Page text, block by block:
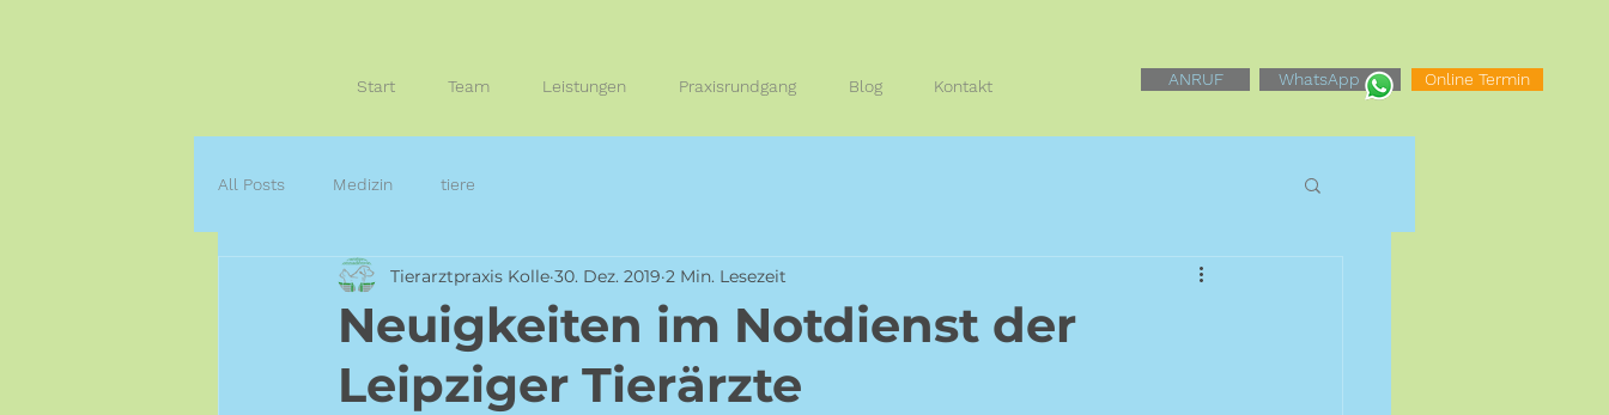
Start Team Leistungen Praxisrundgang Blog Kontakt ANRUF WhatsApp Online Termin
All Posts Medizin tiere
Neuigkeiten im Notdienst der
Leipziger Tierärzte
Tierarztpraxis Kolle 30. Dez. 2019 2 Min. Lesezeit